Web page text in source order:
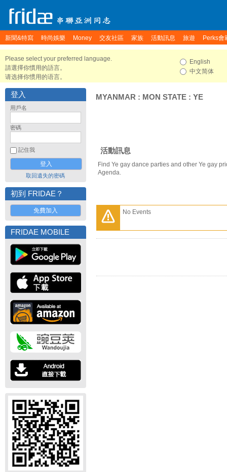
新聞&特寫 時尚娛樂 Money 交友社區 家族 活動訊息 旅遊 Perks會
Please select your preferred language.
請選擇你慣用的語言。
请选择你惯用的语言。
English
中文简体
登入
用戶名
密碼
記住我
取回遺失的密碼
初到 FRIDAE？
免費加入
FRIDAE MOBILE
MYANMAR : MON STATE : YE
活動訊息
Find Ye gay dance parties and other Ye gay
Agenda.
No Events